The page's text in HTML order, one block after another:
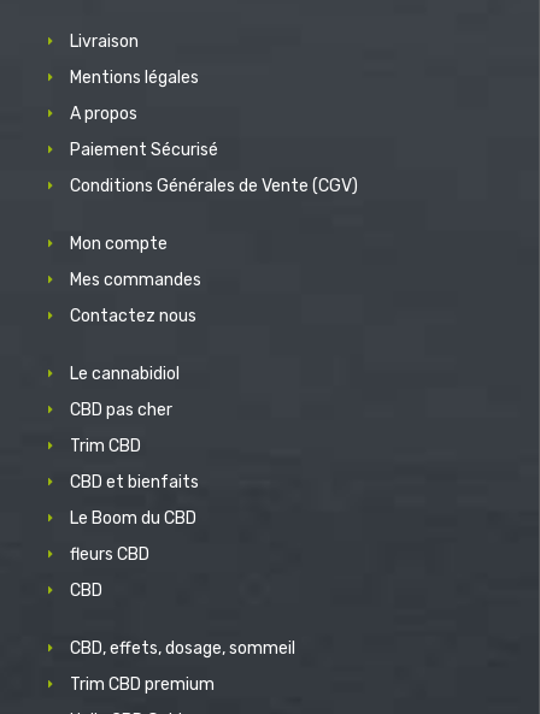
Livraison
Mentions légales
A propos
Paiement Sécurisé
Conditions Générales de Vente (CGV)
Mon compte
Mes commandes
Contactez nous
Le cannabidiol
CBD pas cher
Trim CBD
CBD et bienfaits
Le Boom du CBD
fleurs CBD
CBD
CBD, effets, dosage, sommeil
Trim CBD premium